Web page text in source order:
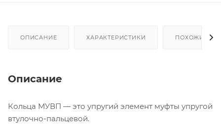
ОПИСАНИЕ ХАРАКТЕРИСТИКИ ПОХОЖИЕ
Описание
Кольца МУВП — это упругий элемент муфты упругой
втулочно-пальцевой.